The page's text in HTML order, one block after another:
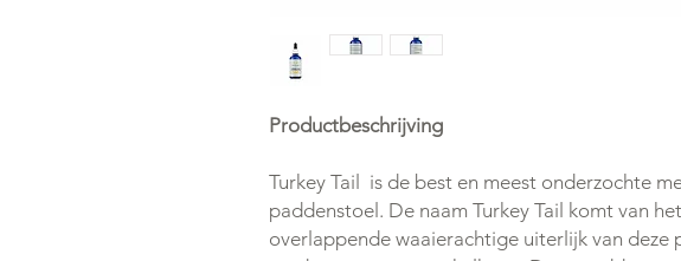
Productbeschrijving
Turkey Tail is de best en meest onderzochte
paddenstoel. De naam Turkey Tail komt van
overlappende waaierachtige uiterlijk van deze